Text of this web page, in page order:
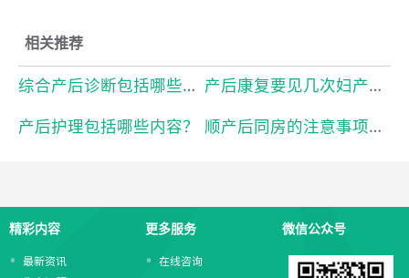
相关推荐
综合产后诊断包括哪些项目？
产后康复要见几次妇产科医生？
产后护理包括哪些内容？
顺产后同房的注意事项有哪些？
精彩内容
最新资讯
更多服务
在线咨询
微信公众号